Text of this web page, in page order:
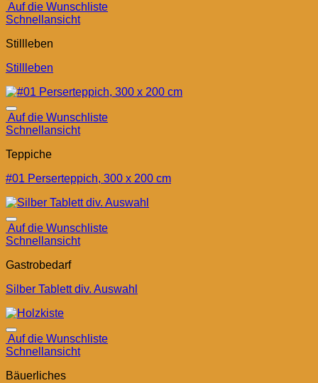
Auf die Wunschliste
Schnellansicht
Stillleben
Stillleben
Auf die Wunschliste
Schnellansicht
Teppiche
#01 Perserteppich, 300 x 200 cm
Auf die Wunschliste
Schnellansicht
Gastrobedarf
Silber Tablett div. Auswahl
Auf die Wunschliste
Schnellansicht
Bäuerliches